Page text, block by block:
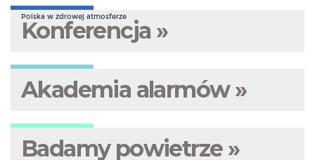
Polska w zdrowej atmosferze
Konferencja »
Akademia alarmów »
Badamy powietrze »